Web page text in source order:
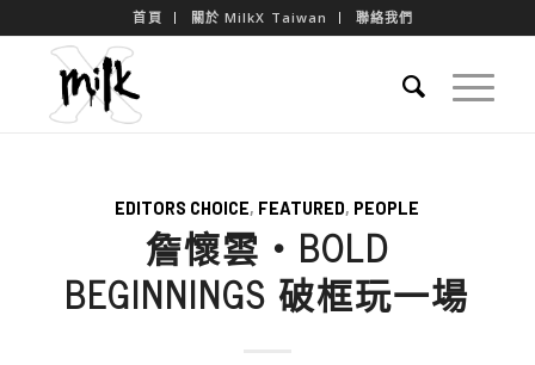
首頁 關於 MilkX Taiwan 聯絡我們
EDITORS CHOICE, FEATURED, PEOPLE
詹懷雲・BOLD
BEGINNINGS 破框玩一場